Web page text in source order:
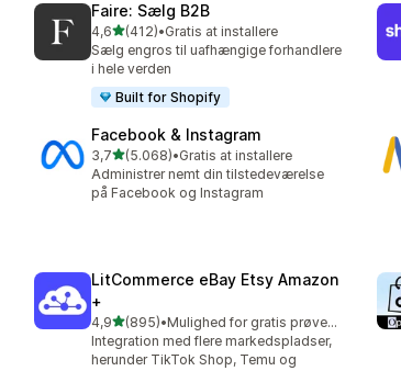
Faire: Sælg B2B
4,6ud af 5 stjerner
(412)
412 anmeldelser i alt
•Gratis at installere
Sælg engros til uafhængige forhandlere
i hele verden
Built for Shopify
Facebook & Instagram
3,7ud af 5 stjerner
(5.068)
5068 anmeldelser i alt
•Gratis at installere
Administrer nemt din tilstedeværelse
på Facebook og Instagram
LitCommerce eBay Etsy Amazon
+
4,9ud af 5 stjerner
(895)
895 anmeldelser i alt
•
Mulighed for gratis prøveperiode
Integration med flere markedspladser,
herunder TikTok Shop, Temu og